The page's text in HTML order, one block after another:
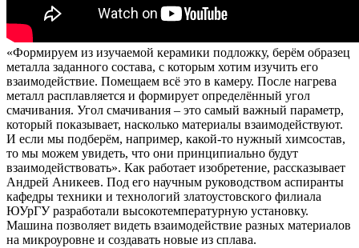
«Формируем из изучаемой керамики подложку, берём образец
металла заданного состава, с которым хотим изучить его
взаимодействие. Помещаем всё это в камеру. После нагрева
металл расплавляется и формирует определённый угол
смачивания. Угол смачивания – это самый важный параметр,
который показывает, насколько материалы взаимодействуют.
И если мы подберём, например, какой-то нужный химсостав,
то мы можем увидеть, что они принципиально будут
взаимодействовать». Как работает изобретение, рассказывает
Андрей Аникеев. Под его научным руководством аспиранты
кафедры техники и технологий златоустовского филиала
ЮУрГУ разработали высокотемпературную установку.
Машина позволяет видеть взаимодействие разных материалов
на микроуровне и создавать новые из сплава.